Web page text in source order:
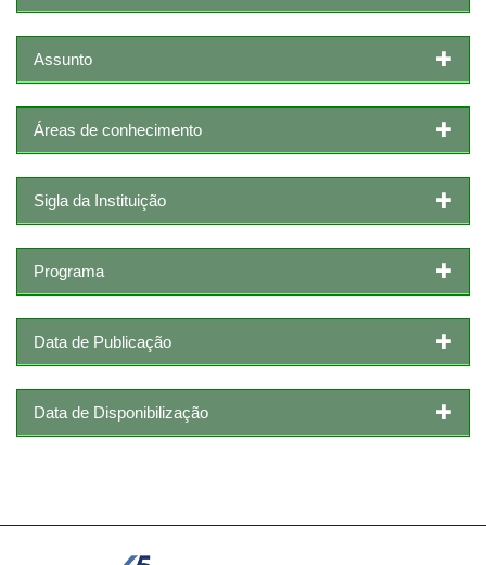
Assunto
Áreas de conhecimento
Sigla da Instituição
Programa
Data de Publicação
Data de Disponibilização